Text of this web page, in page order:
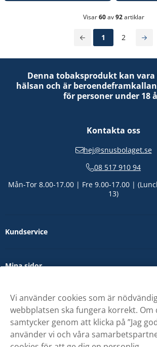
Visar60av92artiklar
1 2
Denna tobaksprodukt kan
hälsan och är
för personer under 18
Kontakta oss
hej@snusbolaget.se
08 517 910 94
Mån-Tor 8.00-17.00 | Fre 9.00-17.00 |
13)
Kundservice
Mina sidor
Om oss
Vi använder cookies som är
webbplatsen ska fungera korrekt. Om
samtycker genom att klicka på ”Jag
använder vi och våra